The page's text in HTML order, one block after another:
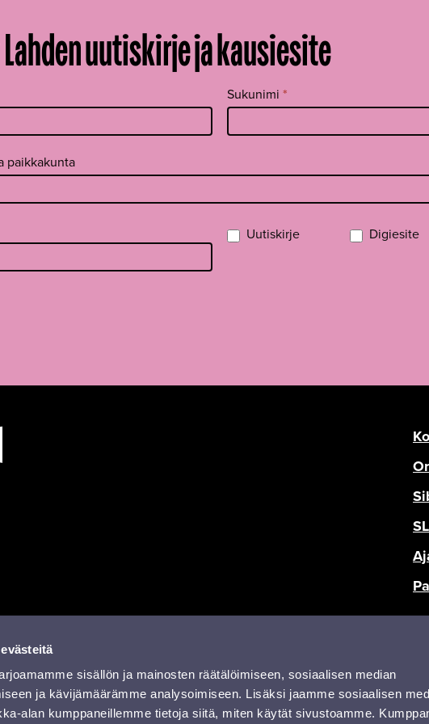
sisällön ja mainosten räätälöimiseen, sosiaalisen median
ja kävijämäärämme analysoimiseen. Lisäksi jaamme sosiaalisen
alan kumppaneillemme tietoja siitä, miten käytät sivustoamme.
uutiskirje ja kausiesite
Sukunimi*
paikkakunta
Uutiskirje Digiesite
RSS-feed